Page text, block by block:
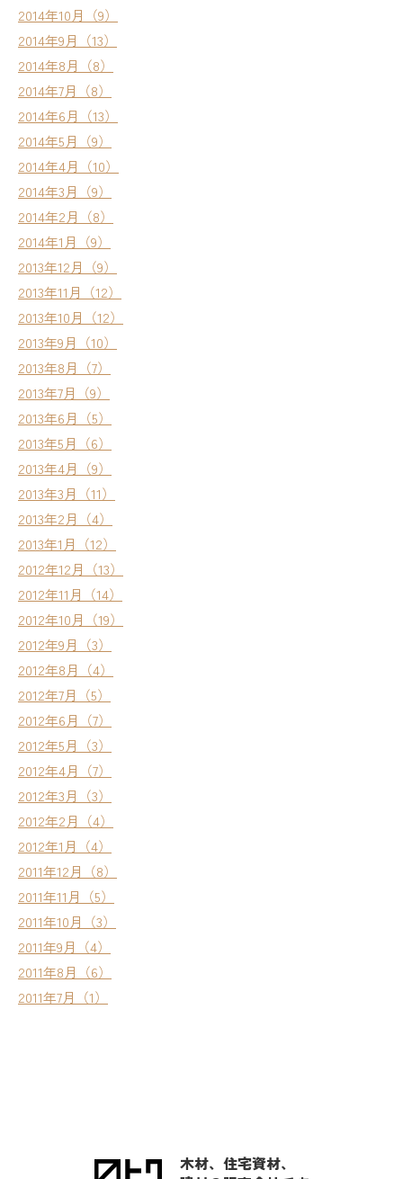
2014年10月（9）
2014年9月（13）
2014年8月（8）
2014年7月（8）
2014年6月（13）
2014年5月（9）
2014年4月（10）
2014年3月（9）
2014年2月（8）
2014年1月（9）
2013年12月（9）
2013年11月（12）
2013年10月（12）
2013年9月（10）
2013年8月（7）
2013年7月（9）
2013年6月（5）
2013年5月（6）
2013年4月（9）
2013年3月（11）
2013年2月（4）
2013年1月（12）
2012年12月（13）
2012年11月（14）
2012年10月（19）
2012年9月（3）
2012年8月（4）
2012年7月（5）
2012年6月（7）
2012年5月（3）
2012年4月（7）
2012年3月（3）
2012年2月（4）
2012年1月（4）
2011年12月（8）
2011年11月（5）
2011年10月（3）
2011年9月（4）
2011年8月（6）
2011年7月（1）
木材、住宅資材、